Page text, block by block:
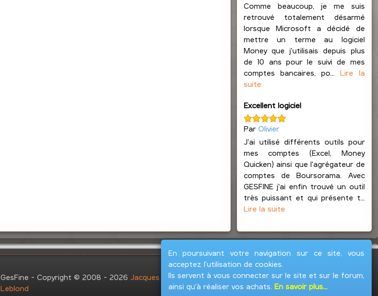
Comme beaucoup, je me suis
retrouvé totalement désarmé
lorsque Microsoft a décidé de
mettre un terme au logiciel
Money que j'utilisais depuis plus
de 10 ans pour le suivi de mes
comptes bancaires, po...Lire la
suite
Excellent logiciel
Par Olivier
J'ai utilisé différents outils pour
mes comptes (Excel, Money
Quicken) ainsi que l'agrégateur de
comptes de Boursorama. Avec
GESFINE j'ai enfin trouvé un outil
très puissant et qui présente t...
Lire la suite
En poursuivant votre navigation sur ce site, vous
acceptez l'utilisation de cookies.
Ils servent à vous connecter sur le site et sur le forum,
ainsi qu'à réaliser vos achats. En savoir plus...
GesFine - Copyright © 2008 - 2026Jacques
Leblond